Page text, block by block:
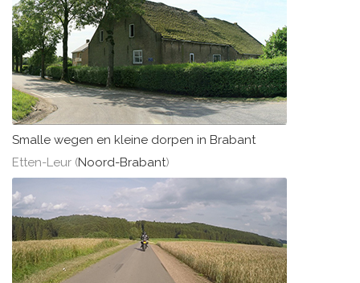
Smalle wegen en kleine dorpen in Brabant
Etten-Leur (Noord-Brabant)